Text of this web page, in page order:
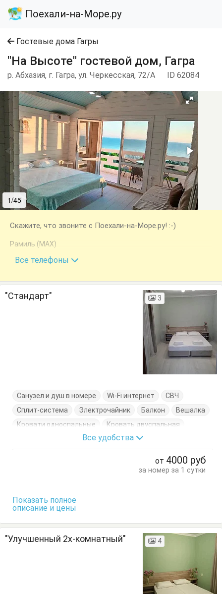
Поехали-на-Море.ру
Гостевые дома Гагры
"На Высоте" гостевой дом, Гагра
р. Абхазия, г. Гагра, ул. Черкесская, 72/А ID 62084
1/45
Скажите, что звоните с Поехали-на-Море.ру! :-)
Рамиль (MAX)
+7 (999) 743-43-75
Все телефоны
"Стандарт" 3
Санузел и душ в номере Wi-Fi интернет
СВЧ
Сплит-система
Электрочайник Балкон
Вешалка
Кровати односпальные
Кровать двуспальная
Обеденный стол
Все удобства
от 4000 руб
за номер за 1 сутки
Показать полное
описание и цены
"Улучшенный 2х-комнатный" 4